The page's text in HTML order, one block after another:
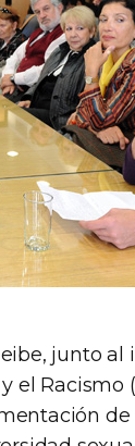
junto
el Racismo
de